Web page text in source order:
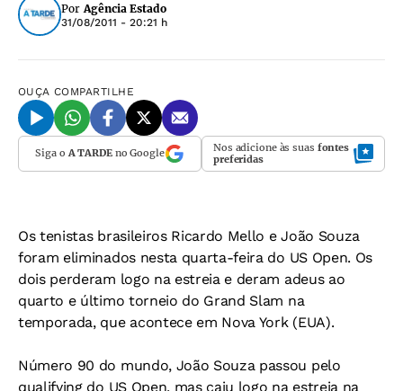
Por Agência Estado
31/08/2011 - 20:21 h
OUÇA COMPARTILHE
Siga oA TARDEno Google Nos adicione às suas fontes
preferidas
Os tenistas brasileiros Ricardo Mello e João Souza
foram eliminados nesta quarta-feira do US Open. Os
dois perderam logo na estreia e deram adeus ao
quarto e último torneio do Grand Slam na
temporada, que acontece em Nova York (EUA).
Número 90 do mundo, João Souza passou pelo
qualifying do US Open, mas caiu logo na estreia na